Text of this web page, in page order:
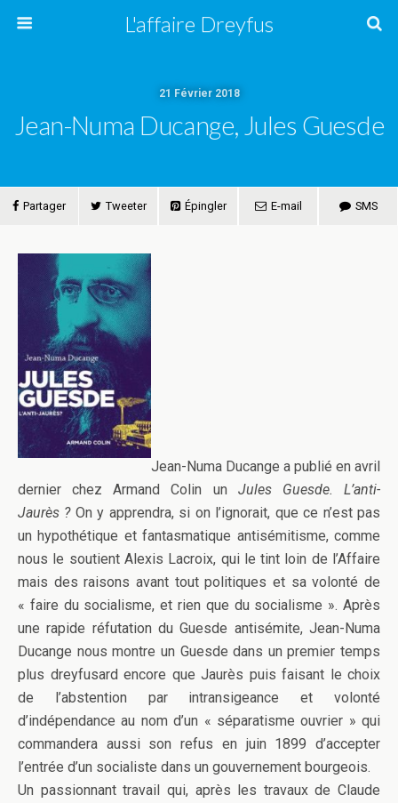
L'affaire Dreyfus
21 Février 2018
Jean-Numa Ducange, Jules Guesde
Partager Tweeter Épingler E-mail SMS
Jean-Numa Ducange a publié en avril
dernier chez Armand Colin un Jules Guesde. L’anti-
Jaurès ? On y apprendra, si on l’ignorait, que ce n’est pas
un hypothétique et fantasmatique antisémitisme, comme
nous le soutient Alexis Lacroix, qui le tint loin de l’Affaire
mais des raisons avant tout politiques et sa volonté de
« faire du socialisme, et rien que du socialisme ». Après
une rapide réfutation du Guesde antisémite, Jean-Numa
Ducange nous montre un Guesde dans un premier temps
plus dreyfusard encore que Jaurès puis faisant le choix
de l’abstention par intransigeance et volonté
d’indépendance au nom d’un « séparatisme ouvrier » qui
commandera aussi son refus en juin 1899 d’accepter
l’entrée d’un socialiste dans un gouvernement bourgeois.
Un passionnant travail qui, après les travaux de Claude